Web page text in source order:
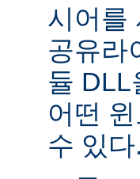
시어를
공유라
듈 DLL
어떤
수 있다.